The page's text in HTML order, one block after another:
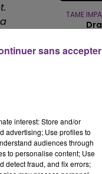
LA
TAME
interest: Store and/or
advertising; Use profiles to
audiences through
to personalise content; Use
detect fraud, and fix errors;
sans accepter